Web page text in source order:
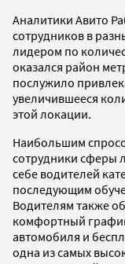
Аналитики Авито
сотрудников в
лидером по
оказался район
послужило
увеличившееся
этой локации.
Наибольшим
сотрудники сферы
себе водителей
последующим
Водителям также
комфортный
автомобиля и
одна из самых